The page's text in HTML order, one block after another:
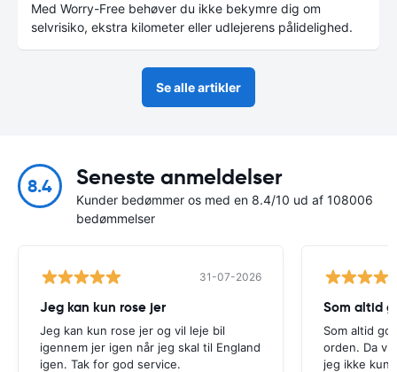
Med Worry-Free behøver du ikke bekymre dig om
selvrisiko, ekstra kilometer eller udlejerens pålidelighed.
Se alle artikler
8.4 Seneste anmeldelser
Kunder bedømmer os med en 8.4/10 ud af 108006
bedømmelser
31-07-2026
Jeg kan kun rose jer
Jeg kan kun rose jer og vil leje bil
igennem jer igen når jeg skal til England
igen. Tak for god service.
Som altid
Som altid
orden. Da vi
jeg ikke